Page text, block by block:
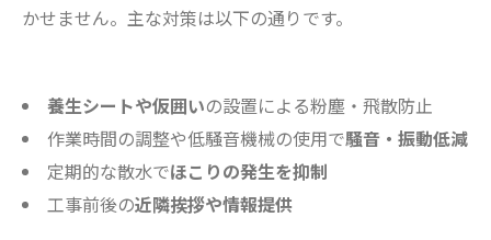
かせません。主な対策は以下の通りです。
養生シートや仮囲いの設置による粉塵・飛散防止
作業時間の調整や低騒音機械の使用で騒音・振動低減
定期的な散水でほこりの発生を抑制
工事前後の近隣挨拶や情報提供